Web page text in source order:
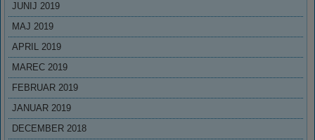
JUNIJ 2019
MAJ 2019
APRIL 2019
MAREC 2019
FEBRUAR 2019
JANUAR 2019
DECEMBER 2018